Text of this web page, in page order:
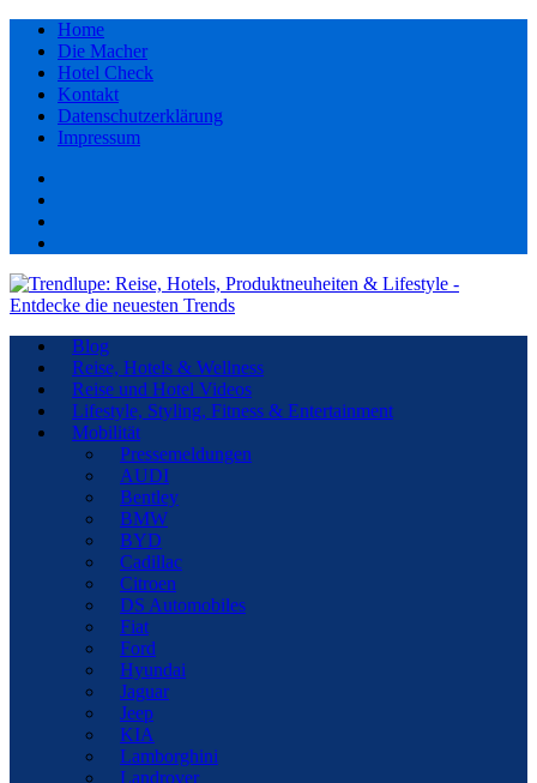
Home
Die Macher
Hotel Check
Kontakt
Datenschutzerklärung
Impressum
Blog
Reise, Hotels & Wellness
Reise und Hotel Videos
Lifestyle, Styling, Fitness & Entertainment
Mobilität
Pressemeldungen
AUDI
Bentley
BMW
BYD
Cadillac
Citroen
DS Automobiles
Fiat
Ford
Hyundai
Jaguar
Jeep
KIA
Lamborghini
Landrover